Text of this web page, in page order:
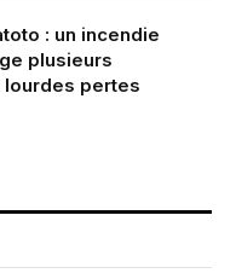
: un incendie
plusieurs
pertes